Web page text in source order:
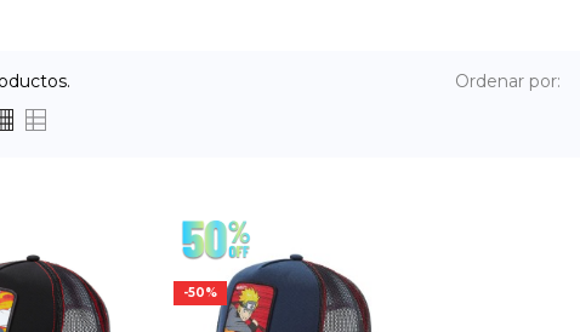
Ordenar por:
-50%